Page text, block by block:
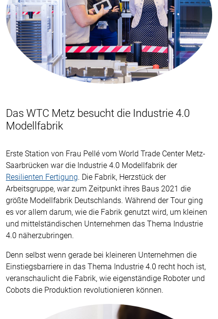
Das WTC Metz besucht die Industrie 4.0
Modellfabrik
Erste Station von Frau Pellé vom World Trade Center Metz-
Saarbrücken war die Industrie 4.0 Modellfabrik der
Resilienten Fertigung. Die Fabrik, Herzstück der
Arbeitsgruppe, war zum Zeitpunkt ihres Baus 2021 die
größte Modellfabrik Deutschlands. Während der Tour ging
es vor allem darum, wie die Fabrik genutzt wird, um kleinen
und mittelständischen Unternehmen das Thema Industrie
4.0 näherzubringen.
Denn selbst wenn gerade bei kleineren Unternehmen die
Einstiegsbarriere in das Thema Industrie 4.0 recht hoch ist,
veranschaulicht die Fabrik, wie eigenständige Roboter und
Cobots die Produktion revolutionieren können.